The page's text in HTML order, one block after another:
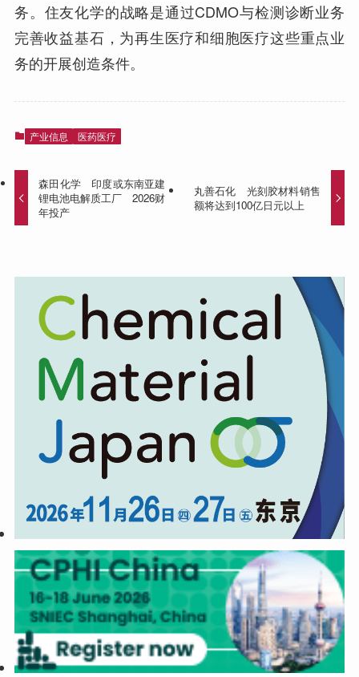
务。住友化学的战略是通过CDMO与检测诊断业务
完善收益基石，为再生医疗和细胞医疗这些重点业
务的开展创造条件。
产业信息 医药医疗
森田化学 印度或东南亚建
锂电池电解质工厂 2026财
年投产
丸善石化 光刻胶材料销售
额将达到100亿日元以上